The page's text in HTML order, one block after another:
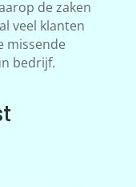
de zaken
veel klanten
missende
bedrijf.